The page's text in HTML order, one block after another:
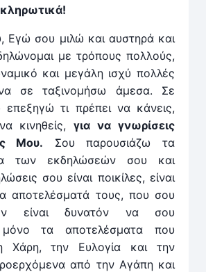
σου μιλώ και αυστηρά και
με τρόπους πολλούς,
και μεγάλη ισχύ πολλές
σε ταξινομήσω άμεσα. Σε
τι πρέπει να κάνεις,
κινηθείς,για να γνωρίσεις
Μου. Σου παρουσιάζω τα
των εκδηλώσεών σου και
σου είναι ποικίλες, είναι
αποτελέσματά τους, που σου
είναι δυνατόν να σου
μόνο τα αποτελέσματα που
Χάρη, την Ευλογία και την
από την Αγάπη και